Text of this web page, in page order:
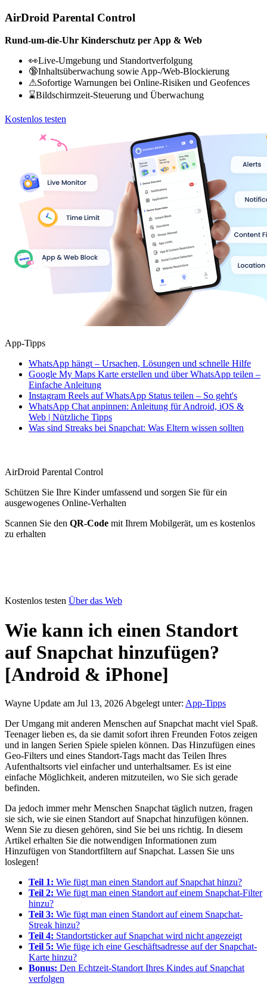
AirDroid Parental Control
Rund-um-die-Uhr Kinderschutz per App & Web
👀Live-Umgebung und Standortverfolgung
🔞Inhaltsüberwachung sowie App-/Web-Blockierung
⚠Sofortige Warnungen bei Online-Risiken und Geofences
⌛Bildschirmzeit-Steuerung und Überwachung
Kostenlos testen
App-Tipps
WhatsApp hängt – Ursachen, Lösungen und schnelle Hilfe
Google My Maps Karte erstellen und über WhatsApp teilen –
Einfache Anleitung
Instagram Reels auf WhatsApp Status teilen – So geht's
WhatsApp Chat anpinnen: Anleitung für Android, iOS &
Web | Nützliche Tipps
Was sind Streaks bei Snapchat: Was Eltern wissen sollten
AirDroid Parental Control
Schützen Sie Ihre Kinder umfassend und sorgen Sie für ein
ausgewogenes Online-Verhalten
Scannen Sie den QR-Code mit Ihrem Mobilgerät, um es kostenlos
zu erhalten
Kostenlos testen Über das Web
Wie kann ich einen Standort
auf Snapchat hinzufügen?
[Android & iPhone]
Wayne Update am Jul 13, 2026 Abgelegt unter: App-Tipps
Der Umgang mit anderen Menschen auf Snapchat macht viel Spaß.
Teenager lieben es, da sie damit sofort ihren Freunden Fotos zeigen
und in langen Serien Spiele spielen können. Das Hinzufügen eines
Geo-Filters und eines Standort-Tags macht das Teilen Ihres
Aufenthaltsorts viel einfacher und unterhaltsamer. Es ist eine
einfache Möglichkeit, anderen mitzuteilen, wo Sie sich gerade
befinden.
Da jedoch immer mehr Menschen Snapchat täglich nutzen, fragen
sie sich, wie sie einen Standort auf Snapchat hinzufügen können.
Wenn Sie zu diesen gehören, sind Sie bei uns richtig. In diesem
Artikel erhalten Sie die notwendigen Informationen zum
Hinzufügen von Standortfiltern auf Snapchat. Lassen Sie uns
loslegen!
Teil 1: Wie fügt man einen Standort auf Snapchat hinzu?
Teil 2: Wie fügt man einen Standort auf einem Snapchat-Filter
hinzu?
Teil 3: Wie fügt man einen Standort auf einem Snapchat-
Streak hinzu?
Teil 4: Standortsticker auf Snapchat wird nicht angezeigt
Teil 5: Wie füge ich eine Geschäftsadresse auf der Snapchat-
Karte hinzu?
Bonus: Den Echtzeit-Standort Ihres Kindes auf Snapchat
verfolgen